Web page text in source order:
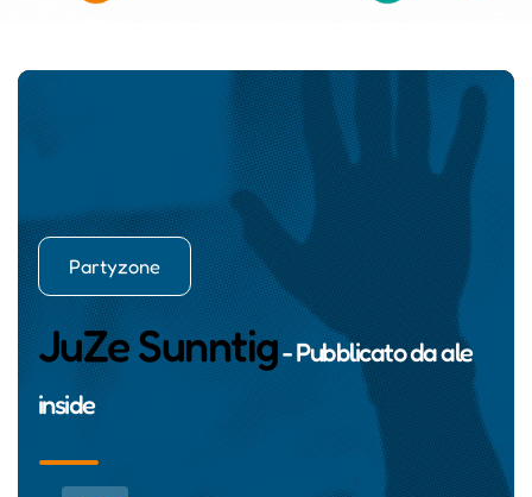
Partyzone
JuZe Sunntig- Pubblicato daale
inside